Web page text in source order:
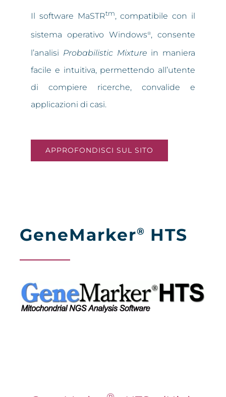
Il software MaSTRtm, compatibile con il
sistema operativo Windows®, consente
l’analisi Probabilistic Mixture in maniera
facile e intuitiva, permettendo all’utente
di compiere ricerche, convalide e
applicazioni di casi.
APPROFONDISCI SUL SITO
GeneMarker® HTS